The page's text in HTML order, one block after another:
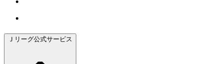
Ｊリーグ公式サービス